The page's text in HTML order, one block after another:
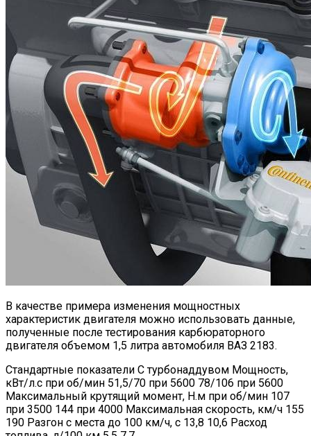
В качестве примера изменения мощностных
характеристик двигателя можно использовать данные,
полученные после тестирования карбюраторного
двигателя объемом 1,5 литра автомобиля ВАЗ 2183.
Стандартные показатели С турбонаддувом Мощность,
кВт/л.с при об/мин 51,5/70 при 5600 78/106 при 5600
Максимальный крутящий момент, Н.м при об/мин 107
при 3500 144 при 4000 Максимальная скорость, км/ч 155
190 Разгон с места до 100 км/ч, с 13,8 10,6 Расход